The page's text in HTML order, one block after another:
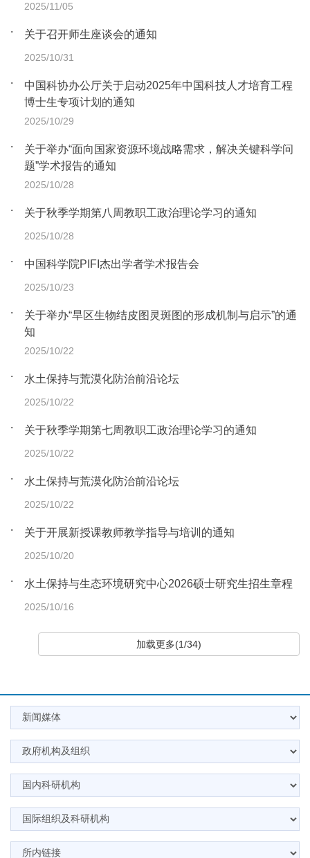
2025/11/05
关于召开师生座谈会的通知
2025/10/31
中国科协办公厅关于启动2025年中国科技人才培育工程
博士生专项计划的通知
2025/10/29
关于举办“面向国家资源环境战略需求，解决关键科学问
题”学术报告的通知
2025/10/28
关于秋季学期第八周教职工政治理论学习的通知
2025/10/28
中国科学院PIFI杰出学者学术报告会
2025/10/23
关于举办“旱区生物结皮图灵斑图的形成机制与启示”的通
知
2025/10/22
水土保持与荒漠化防治前沿论坛
2025/10/22
关于秋季学期第七周教职工政治理论学习的通知
2025/10/22
水土保持与荒漠化防治前沿论坛
2025/10/22
关于开展新授课教师教学指导与培训的通知
2025/10/20
水土保持与生态环境研究中心2026硕士研究生招生章程
2025/10/16
加载更多(1/34)